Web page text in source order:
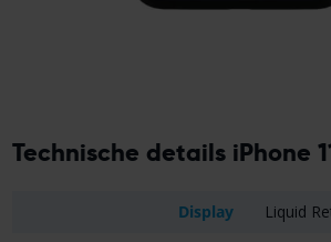
Technische details iPhone
Display
Liquid